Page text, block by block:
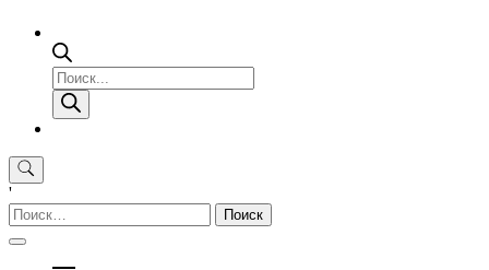
Поиск
товаров
'
Найти: